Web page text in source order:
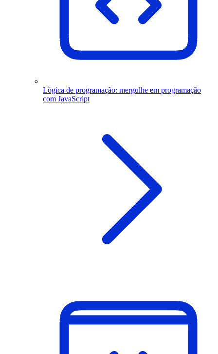
Lógica de programação: mergulhe em programação
com JavaScript